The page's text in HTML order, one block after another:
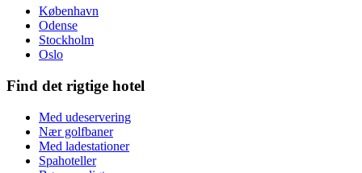
København
Odense
Stockholm
Oslo
Find det rigtige hotel
Med udeservering
Nær golfbaner
Med ladestationer
Spahoteller